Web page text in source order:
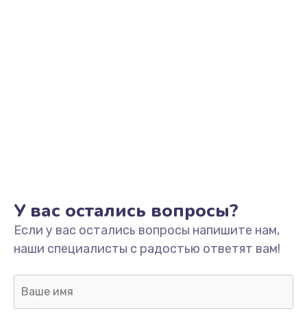
Замена жесткого диска
660 руб.
Заказать
Ремонт цепей питания
У вас остались вопросы?
Если у вас остались вопросы напишите нам,
наши специалисты с радостью ответят вам!